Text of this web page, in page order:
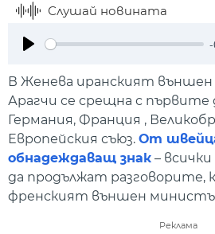
Слушай новината
В Женева иранският
Арагчи се срещна с
Германия, Франция ,
Европейския съюз. От
обнадеждаващ знак –
да продължат разговорите,
френският външен
Реклама